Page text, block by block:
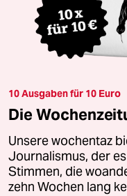
10 Ausgaben für 10 Euro
Die
Unsere wochentaz
Journalismus, der
Stimmen, die
zehn Wochen lang